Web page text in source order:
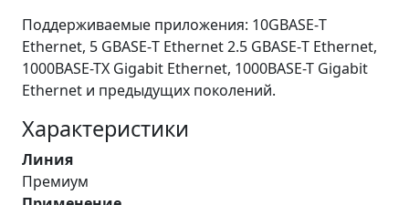
Поддерживаемые приложения: 10GBASE-Т
Ethernet, 5 GBASE-Т Ethernet 2.5 GBASE-Т Ethernet,
1000BASE-TX Gigabit Ethernet, 1000BASE-T Gigabit
Ethernet и предыдущих поколений.
Характеристики
Линия
Премиум